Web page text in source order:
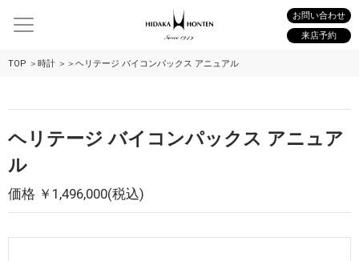
お問い合わせ
来店予約
TOP 時計 ヘリテージ バイコンパックス アニュアル
ヘリテージ バイコンパックス アニュア
ル
価格 ￥1,496,000(税込)